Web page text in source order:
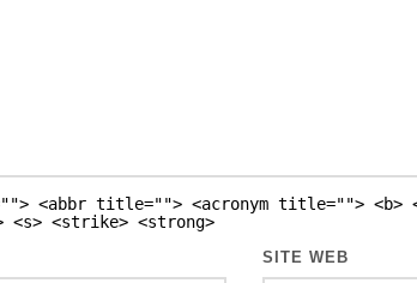
<abbr title=""> <acronym title=""> <b>
<s> <strike> <strong>
SITE WEB